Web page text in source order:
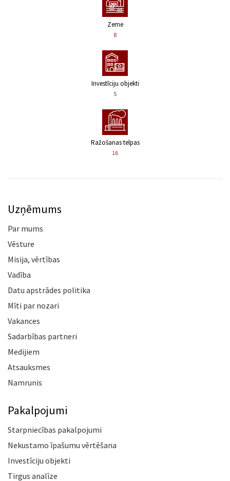
Zeme
8
Investīciju objekti
5
Ražošanas telpas
16
Uzņēmums
Par mums
Vēsture
Misija, vērtības
Vadība
Datu apstrādes politika
Mīti par nozari
Vakances
Sadarbības partneri
Medijiem
Atsauksmes
Namrunis
Pakalpojumi
Starpniecības pakalpojumi
Nekustamo īpašumu vērtēšana
Investīciju objekti
Tirgus analīze